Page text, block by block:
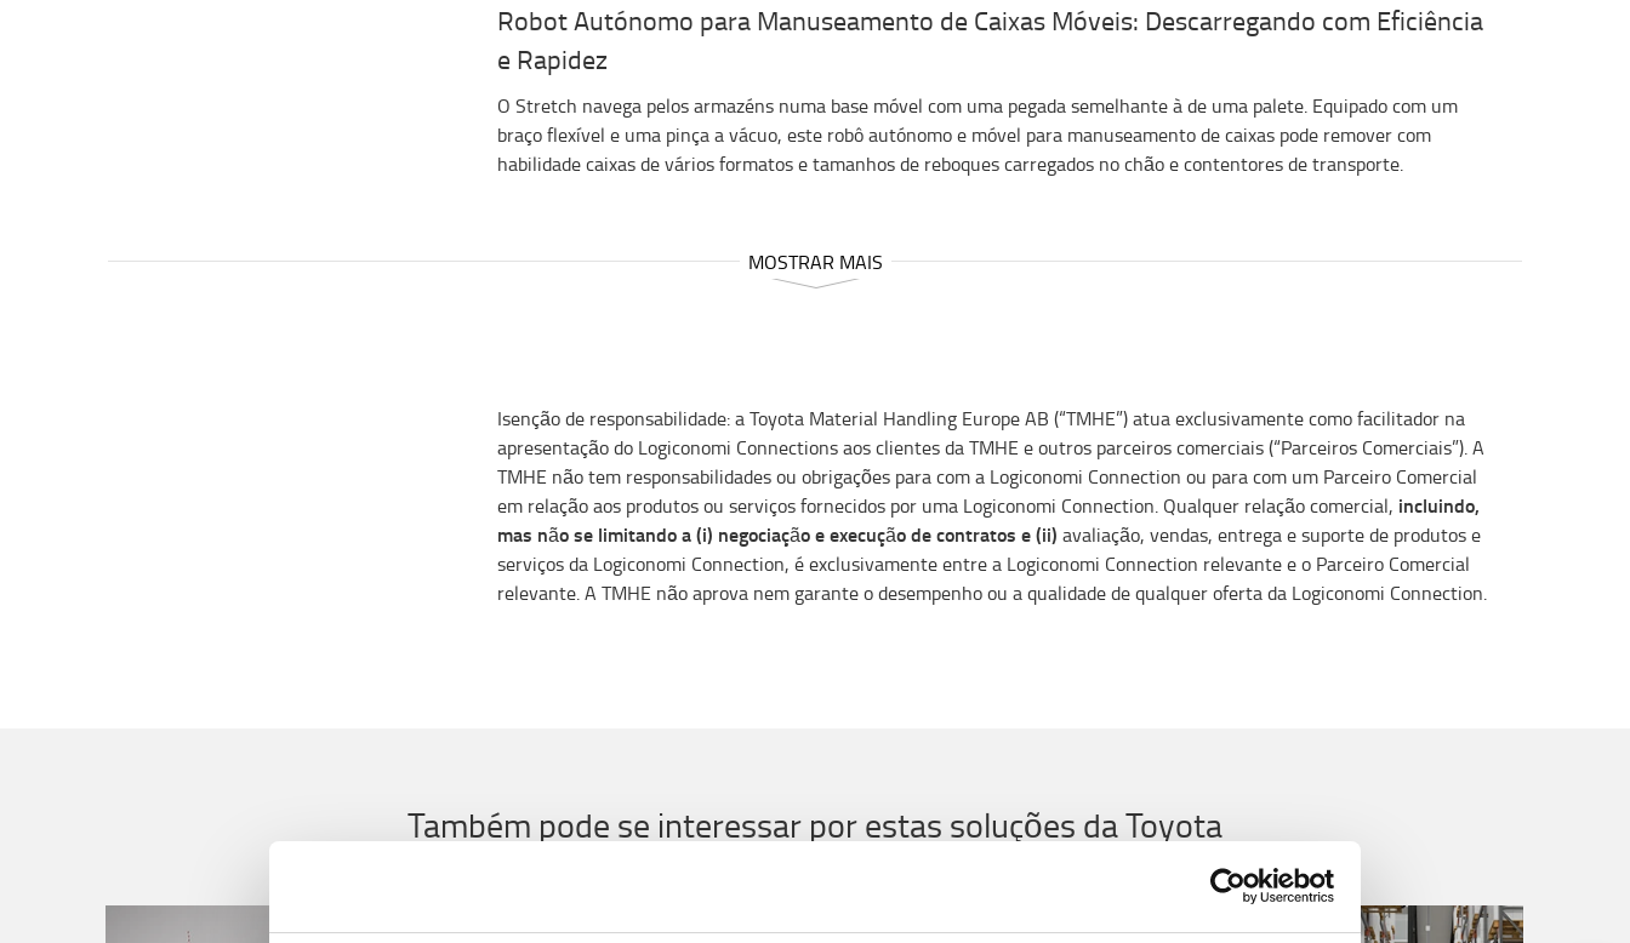
Robot Autónomo para Manuseamento de Caixas Móveis: Descarregando com Eficiência
e Rapidez
O Stretch navega pelos armazéns numa base móvel com uma pegada semelhante à de uma palete. Equipado com um
braço flexível e uma pinça a vácuo, este robô autónomo e móvel para manuseamento de caixas pode remover com
habilidade caixas de vários formatos e tamanhos de reboques carregados no chão e contentores de transporte.
MOSTRAR MAIS
Isenção de responsabilidade: a Toyota Material Handling Europe AB (“TMHE”) atua exclusivamente como facilitador na
apresentação do Logiconomi Connections aos clientes da TMHE e outros parceiros comerciais (“Parceiros Comerciais”). A
TMHE não tem responsabilidades ou obrigações para com a Logiconomi Connection ou para com um Parceiro Comercial
em relação aos produtos ou serviços fornecidos por uma Logiconomi Connection. Qualquer relação comercial, incluindo,
mas não se limitando a (i) negociação e execução de contratos e (ii) avaliação, vendas, entrega e suporte de produtos e
serviços da Logiconomi Connection, é exclusivamente entre a Logiconomi Connection relevante e o Parceiro Comercial
relevante. A TMHE não aprova nem garante o desempenho ou a qualidade de qualquer oferta da Logiconomi Connection.
Também pode se interessar por estas soluções da Toyota